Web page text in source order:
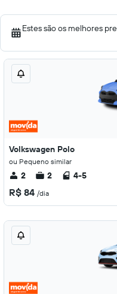
Estes são os melhores
Volkswagen Polo
ou Pequeno similar
2 2 4-5
R$ 84 /dia